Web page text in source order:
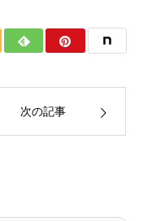
次の記事